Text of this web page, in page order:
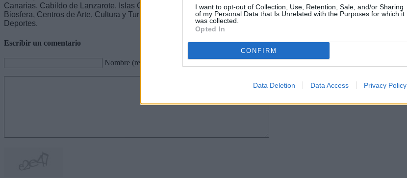
I want to opt-out of Collection, Use, Retention, Sale, and/or Sharing
of my Personal Data that Is Unrelated with the Purposes for which it
was collected.
Opted In
CONFIRM
Data Deletion Data Access Privacy Policy
Canarias, Cabildo de Lanzarote, Islas Canarias Latitud de Vida, Lanzarote Reserva de la
Biosfera, Centros de Arte, Cultura y Turismo de Lanzarote (CACT) y Servicio Insular de
Deportes.
Escribir un comentario
Nombre (requerido)